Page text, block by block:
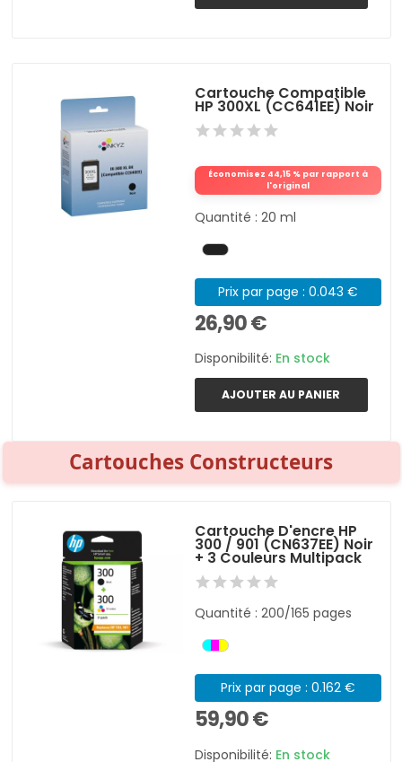
Cartouche Compatible
HP 300XL (CC641EE) Noir
Économisez 44,15 % par rapport à
l'original
Quantité : 20 ml
Prix par page : 0.043 €
26,90 €
Disponibilité: En stock
AJOUTER AU PANIER
Cartouches Constructeurs
Cartouche D'encre HP
300 / 901 (CN637EE) Noir
+ 3 Couleurs Multipack
Quantité : 200/165 pages
Prix par page : 0.162 €
59,90 €
Disponibilité: En stock